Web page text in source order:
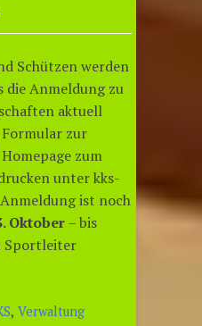
Schützen werden
die Anmeldung zu
aktuell
zur
zum
unter kks-
ist noch
Oktober– bis
Sportleiter
, Verwaltung